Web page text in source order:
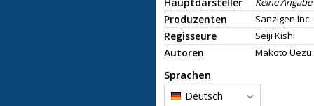
Produzenten Sanzigen Inc.
Regisseure Seiji Kishi
Autoren Makoto Uezu
Sprachen
Deutsch